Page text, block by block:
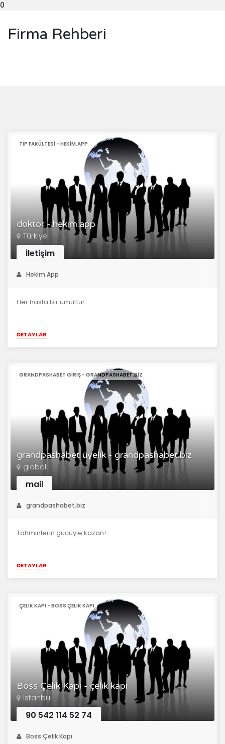
0
Firma Rehberi
doktor - hekim.app
TIP FAKÜLTESI - HEKIM.APP
Türkiye
İletişim
Hekim.App
Her hasta bir umuttur.
DETAYLAR
grandpashabet üyelik - grandpashabet.biz
GRANDPASHABET GIRIŞ - GRANDPASHABET.BIZ
global
mail
grandpashabet.biz
Tahminlerin gücüyle kazan!
DETAYLAR
Boss Çelik Kapı - çelik kapı
ÇELIK KAPI - BOSS ÇELIK KAPI
İstanbul
90 542 114 52 74
Boss Çelik Kapı